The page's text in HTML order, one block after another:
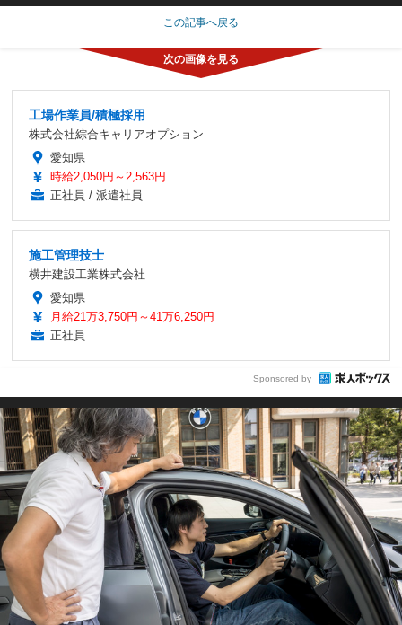
この記事へ戻る
工場作業員/積極採用
株式会社綜合キャリアオプション
愛知県
時給2,050円～2,563円
正社員 / 派遣社員
施工管理技士
横井建設工業株式会社
愛知県
月給21万3,750円～41万6,250円
正社員
Sponsored by